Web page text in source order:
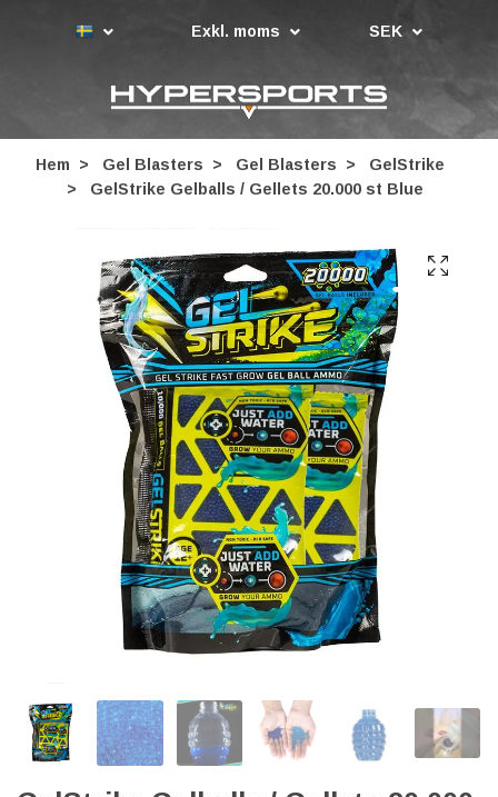
Exkl. moms SEK
Hem Gel Blasters Gel Blasters
GelStrike
GelStrike Gelballs / Gellets 20.000 st Blue